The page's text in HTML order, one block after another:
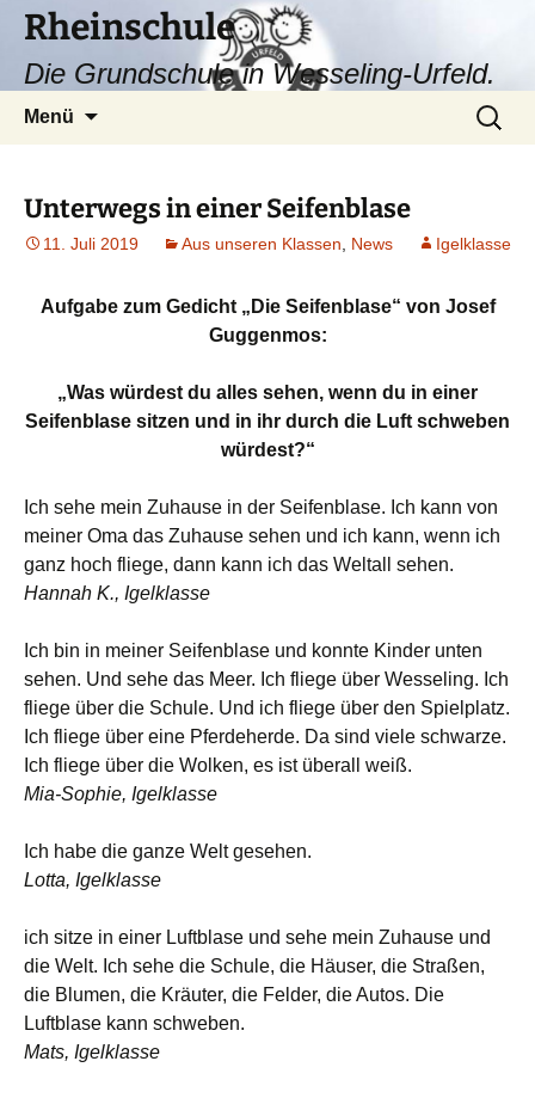
Zum
Inhalt
springen
Rheinschule
Die Grundschule in Wesseling-Urfeld.
Menü
Suchen
nach:
Unterwegs in einer Seifenblase
11. Juli 2019 Aus unseren Klassen News Igelklasse
Aufgabe zum Gedicht „Die Seifenblase“ von Josef
Guggenmos:
„Was würdest du alles sehen, wenn du in einer
Seifenblase sitzen und in ihr durch die Luft schweben
würdest?“
Ich sehe mein Zuhause in der Seifenblase. Ich kann von
meiner Oma das Zuhause sehen und ich kann, wenn ich
ganz hoch fliege, dann kann ich das Weltall sehen.
Hannah K., Igelklasse
Ich bin in meiner Seifenblase und konnte Kinder unten
sehen. Und sehe das Meer. Ich fliege über Wesseling. Ich
fliege über die Schule. Und ich fliege über den Spielplatz.
Ich fliege über eine Pferdeherde. Da sind viele schwarze.
Ich fliege über die Wolken, es ist überall weiß.
Mia-Sophie, Igelklasse
Ich habe die ganze Welt gesehen.
Lotta, Igelklasse
ich sitze in einer Luftblase und sehe mein Zuhause und
die Welt. Ich sehe die Schule, die Häuser, die Straßen,
die Blumen, die Kräuter, die Felder, die Autos. Die
Luftblase kann schweben.
Mats, Igelklasse